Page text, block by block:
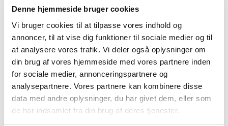
Denne hjemmeside bruger cookies
Vi bruger cookies til at tilpasse vores indhold og
annoncer, til at vise dig funktioner til sociale medier og til
at analysere vores trafik. Vi deler også oplysninger om
din brug af vores hjemmeside med vores partnere inden
for sociale medier, annonceringspartnere og
analysepartnere. Vores partnere kan kombinere disse
data med andre oplysninger, du har givet dem, eller som
de har indsamlet fra din brug af deres tjenester.
2021 (516)
2019 (159)
2018 (150)
2017 (167)
2016 (167)
2015 (33)